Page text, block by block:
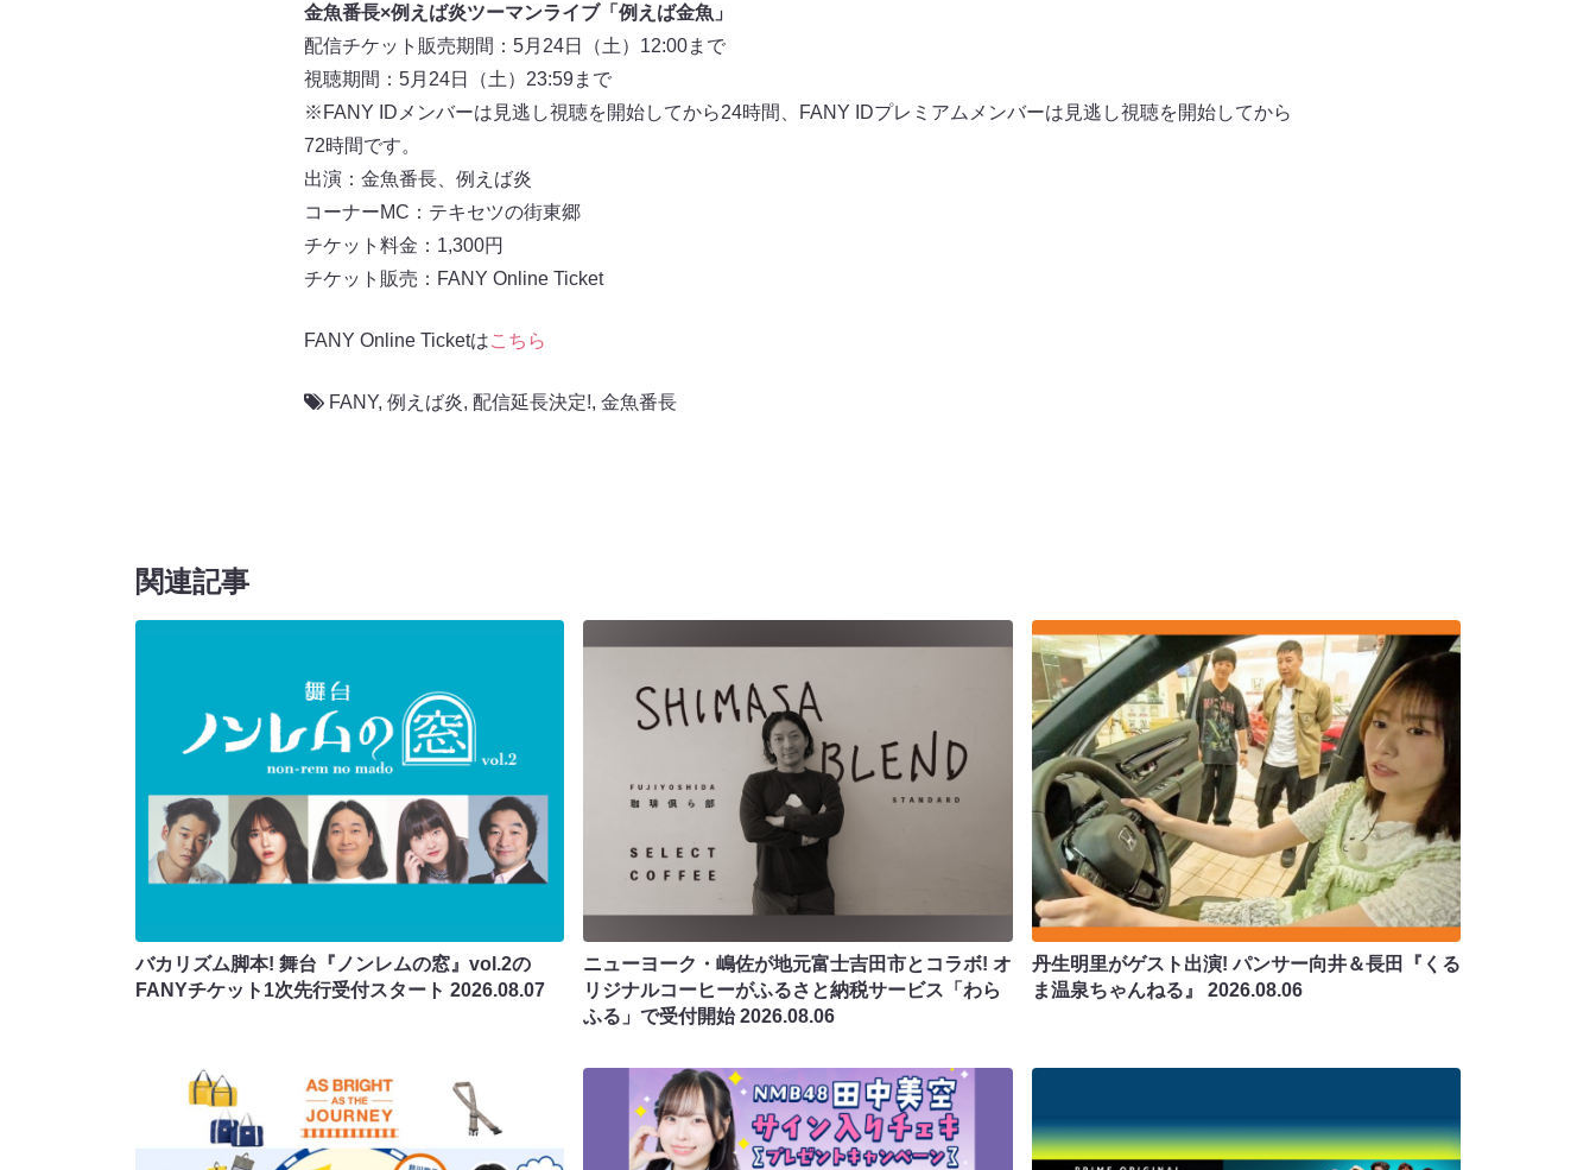
金魚番長×例えば炎ツーマンライブ「例えば金魚」
配信チケット販売期間：5月24日（土）12:00まで
視聴期間：5月24日（土）23:59まで
※FANY IDメンバーは見逃し視聴を開始してから24時間、FANY IDプレミアムメンバーは見逃し視聴を開始してから
72時間です。
出演：金魚番長、例えば炎
コーナーMC：テキセツの街東郷
チケット料金：1,300円
チケット販売：FANY Online Ticket
FANY Online Ticketはこちら
FANY, 例えば炎, 配信延長決定!, 金魚番長
関連記事
バカリズム脚本! 舞台『ノンレムの窓』vol.2の
FANYチケット1次先行受付スタート 2026.08.07
ニューヨーク・嶋佐が地元富士吉田市とコラボ! オ
リジナルコーヒーがふるさと納税サービス「わら
ふる」で受付開始2026.08.06
丹生明里がゲスト出演! パンサー向井＆長田『くる
ま温泉ちゃんねる』 2026.08.06